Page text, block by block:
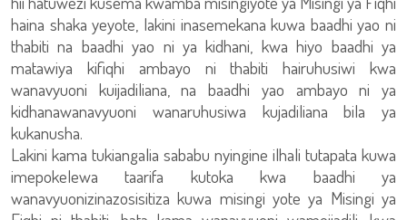
haina shaka yeyote, lakini inasemekana kuwa baadhi yao ni
thabiti na baadhi yao ni ya kidhani, kwa hiyo baadhi ya
matawiya kifiqhi ambayo ni thabiti hairuhusiwi kwa
wanavyuoni kuijadiliana, na baadhi yao ambayo ni ya
kidhanawanavyuoni wanaruhusiwa kujadiliana bila ya
kukanusha.
Lakini kama tukiangalia sababu nyingine ilhali tutapata kuwa
imepokelewa taarifa kutoka kwa baadhi ya
wanavyuonizinazosisitiza kuwa misingi yote ya Misingi ya